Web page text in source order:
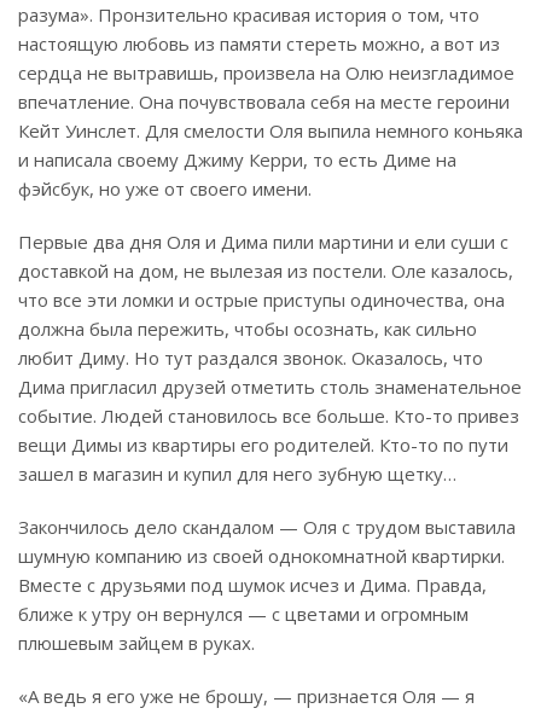
разума». Пронзительно красивая история о том, что
настоящую любовь из памяти стереть можно, а вот из
сердца не вытравишь, произвела на Олю неизгладимое
впечатление. Она почувствовала себя на месте героини
Кейт Уинслет. Для смелости Оля выпила немного коньяка
и написала своему Джиму Керри, то есть Диме на
фэйсбук, но уже от своего имени.
Первые два дня Оля и Дима пили мартини и ели суши с
доставкой на дом, не вылезая из постели. Оле казалось,
что все эти ломки и острые приступы одиночества, она
должна была пережить, чтобы осознать, как сильно
любит Диму. Но тут раздался звонок. Оказалось, что
Дима пригласил друзей отметить столь знаменательное
событие. Людей становилось все больше. Кто-то привез
вещи Димы из квартиры его родителей. Кто-то по пути
зашел в магазин и купил для него зубную щетку…
Закончилось дело скандалом — Оля с трудом выставила
шумную компанию из своей однокомнатной квартирки.
Вместе с друзьями под шумок исчез и Дима. Правда,
ближе к утру он вернулся — с цветами и огромным
плюшевым зайцем в руках.
«А ведь я его уже не брошу, — признается Оля — я